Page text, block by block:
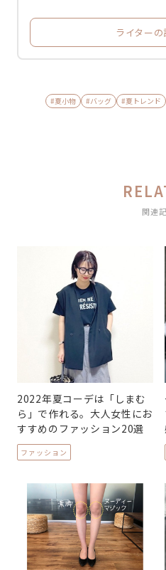
ライター
#夏小物 #バッグ #夏トレンド
関連
2022年夏コーデは「しまむ
ら」で作れる。大人女性にお
すすめのファッション20選
ファッション